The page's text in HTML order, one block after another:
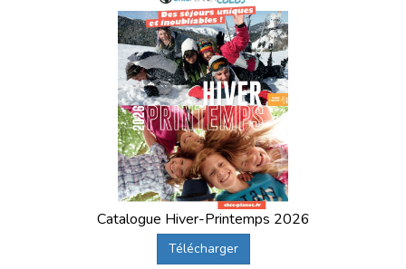
Catalogue Hiver-Printemps 2026
Télécharger